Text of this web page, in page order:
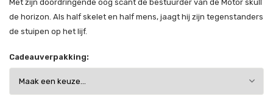
Met zijn doordringende oog scant de bestuurder van de Motor skull
de horizon. Als half skelet en half mens, jaagt hij zijn tegenstanders
de stuipen op het lijf.
Cadeauverpakking: